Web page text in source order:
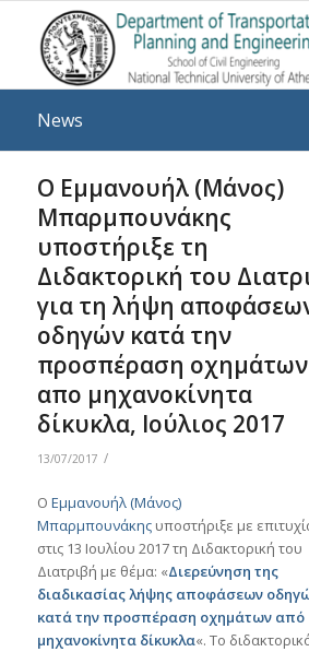
News
Ο Εμμανουήλ (Μάνος)
Μπαρμπουνάκης
υποστήριξε τη
Διδακτορική του
για τη λήψη
οδηγών κατά την
προσπέραση οχημάτων
απο μηχανοκίνητα
δίκυκλα, Ιούλιος 2017
13/07/2017 /
Ο Εμμανουήλ (Μάνος)
Μπαρμπουνάκηςυποστήριξε με
στις 13 Ιουλίου 2017 τη Διδακτορική του
Διατριβή με θέμα: «Διερεύνηση της
διαδικασίας λήψης αποφάσεων
κατά την προσπέραση οχημάτων από
μηχανοκίνητα δίκυκλα«. Το